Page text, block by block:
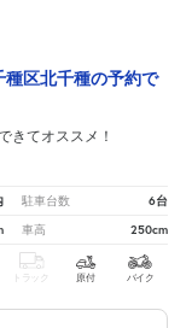
区北千種の予約で
きてオススメ！
駐車台数 6台
車高 250cm
トラック 原付 バイク